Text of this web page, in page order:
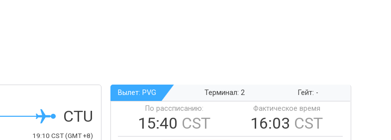
CTU
19:10CST(GMT +8)
Вылет: PVG Терминал: 2
Гейт: -
По рассписанию:
15:40 CST
Фактическое время
16:03 CST